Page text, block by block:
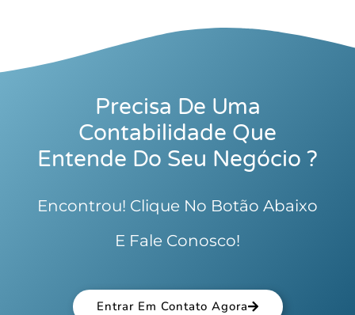
Precisa De Uma
Contabilidade Que
Entende Do Seu Negócio ?
Encontrou! Clique No Botão Abaixo
E Fale Conosco!
Entrar Em Contato Agora